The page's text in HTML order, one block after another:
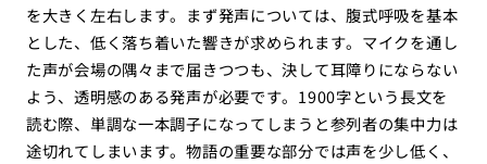
を大きく左右します。まず発声については、腹式呼吸を基本
とした、低く落ち着いた響きが求められます。マイクを通し
た声が会場の隅々まで届きつつも、決して耳障りにならない
よう、透明感のある発声が必要です。1900字という長文を
読む際、単調な一本調子になってしまうと参列者の集中力は
途切れてしまいます。物語の重要な部分では声を少し低く、